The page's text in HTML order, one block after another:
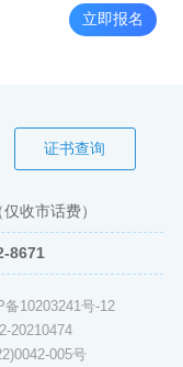
立即报名
证书查询
仅收市话费）
8671
备10203241号-12
20210474
005号